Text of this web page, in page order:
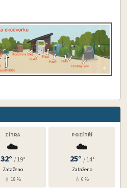
ZÍTRA
☁️
32° / 19°
Zataženo
💧 18 %
POZÍTŘÍ
☁️
25° / 14°
Zataženo
💧 6 %